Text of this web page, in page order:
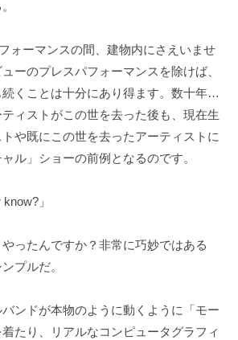
ォーマンスの間、建物内にさえいませ
ーのプレスパフォーマンスを除けば、
続くことは十分にあり得ます。数十年…
ィストがこの世を去った後も、現在生
や既にこの世を去ったアーティストに
ル」ショーの前例となるのです。
」
ったんですか？非常に巧妙ではある
プルだ。
ンドが本物のように動くように「モー
たり、リアルなコンピュータグラフィ